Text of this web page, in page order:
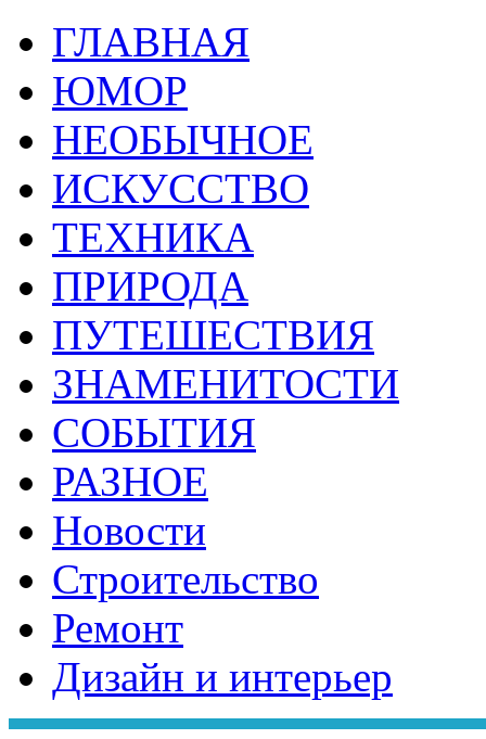
ГЛАВНАЯ
ЮМОР
НЕОБЫЧНОЕ
ИСКУССТВО
ТЕХНИКА
ПРИРОДА
ПУТЕШЕСТВИЯ
ЗНАМЕНИТОСТИ
СОБЫТИЯ
РАЗНОЕ
Новости
Строительство
Ремонт
Дизайн и интерьер